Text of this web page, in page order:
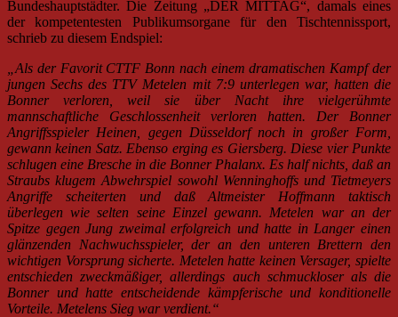
Bundeshauptstädter. Die Zeitung „DER MITTAG“, damals eines
der kompetentesten Publikumsorgane für den Tischtennissport,
schrieb zu diesem Endspiel:
„Als der Favorit CTTF Bonn nach einem dramatischen Kampf der
jungen Sechs des TTV Metelen mit 7:9 unterlegen war, hatten die
Bonner verloren, weil sie über Nacht ihre vielgerühmte
mannschaftliche Geschlossenheit verloren hatten. Der Bonner
Angriffsspieler Heinen, gegen Düsseldorf noch in großer Form,
gewann keinen Satz. Ebenso erging es Giersberg. Diese vier Punkte
schlugen eine Bresche in die Bonner Phalanx. Es half nichts, daß an
Straubs klugem Abwehrspiel sowohl Wenninghoffs und Tietmeyers
Angriffe scheiterten und daß Altmeister Hoffmann taktisch
überlegen wie selten seine Einzel gewann. Metelen war an der
Spitze gegen Jung zweimal erfolgreich und hatte in Langer einen
glänzenden Nachwuchsspieler, der an den unteren Brettern den
wichtigen Vorsprung sicherte. Metelen hatte keinen Versager, spielte
entschieden zweckmäßiger, allerdings auch schmuckloser als die
Bonner und hatte entscheidende kämpferische und konditionelle
Vorteile. Metelens Sieg war verdient.“